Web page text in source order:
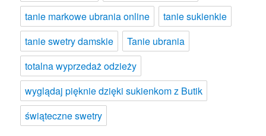
tanie markowe ubrania online
tanie sukienkie
tanie swetry damskie
Tanie ubrania
totalna wyprzedaż odzieży
wyglądaj pięknie dzięki sukienkom z Butik
świąteczne swetry